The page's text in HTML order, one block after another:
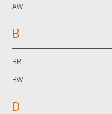
AW
B
BR
BW
D